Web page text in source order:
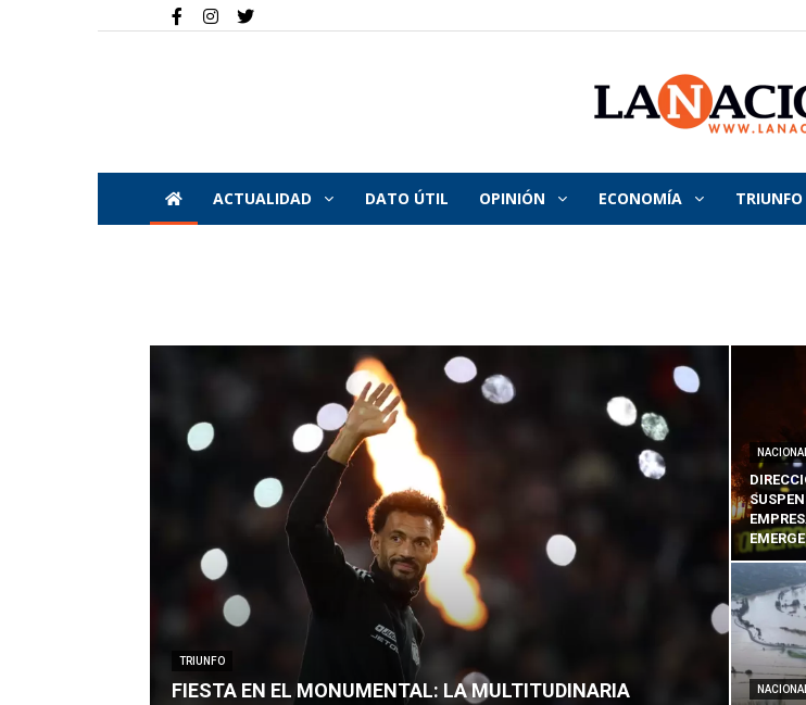
La
Nación
ACTUALIDAD DATO ÚTIL OPINIÓN ECONOMÍA TRIUNFO
TRIUNFO
FIESTA EN EL MONUMENTAL: LA MULTITUDINARIA
NACIONAL
NACIONAL